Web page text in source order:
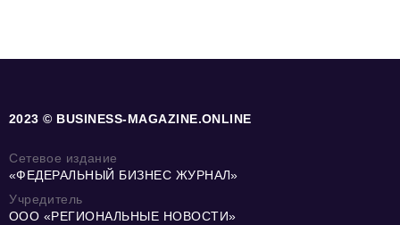
2023 © BUSINESS-MAGAZINE.ONLINE
Сетевое издание
«ФЕДЕРАЛЬНЫЙ БИЗНЕС ЖУРНАЛ»
Учредитель
ООО «РЕГИОНАЛЬНЫЕ НОВОСТИ»